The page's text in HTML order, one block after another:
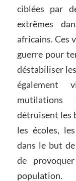
ciblées par
extrêmes
africains. Ces
guerre pour
déstabiliser
également
mutilations
détruisent les
les écoles,
dans le but
de
population.